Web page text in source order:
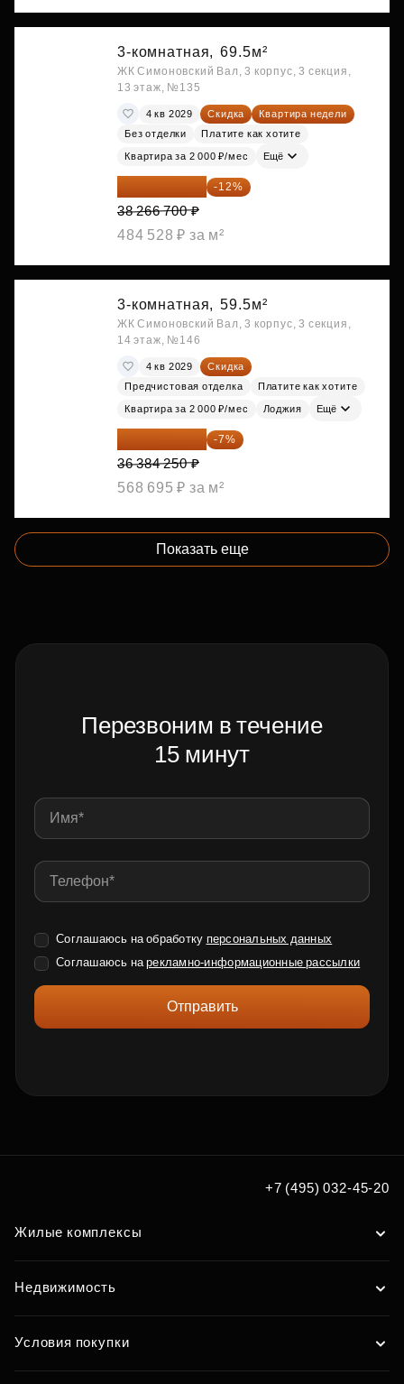
3-комнатная, 69.5м²
ЖК Симоновский Вал, 3 корпус, 3 секция,
13 этаж, №135
4 кв 2029 Скидка
Квартира недели
Без отделки
Платите как хотите
Квартира за 2 000 ₽/мес Ещё
33 674 696 ₽ -12%
38 266 700 ₽
484 528 ₽ за м²
3-комнатная, 59.5м²
ЖК Симоновский Вал, 3 корпус, 3 секция,
14 этаж, №146
4 кв 2029
Скидка
Предчистовая отделка
Платите как хотите
Квартира за 2 000 ₽/мес Лоджия Ещё
33 837 353 ₽ -7%
36 384 250 ₽
568 695 ₽ за м²
Показать еще
Перезвоним в течение
15 минут
Соглашаюсь на обработку персональных данных
Соглашаюсь нарекламно-информационные рассылки
Отправить
+7 (495) 032-45-20
Жилые комплексы
Недвижимость
Условия покупки